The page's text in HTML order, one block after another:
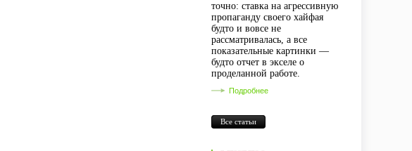
точно: ставка на агрессивную
пропаганду своего хайфая
будто и вовсе не
рассматривалась, а все
показательные картинки —
будто отчет в экселе о
проделанной работе.
Подробнее
Все статьи